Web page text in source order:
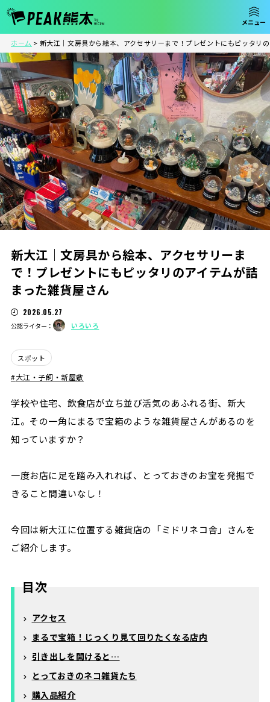
ホーム > 新大江｜文房具から絵本、アクセサリーまで！プレゼントにもピッタリ
新大江｜文房具から絵本、アクセサリーま
で！プレゼントにもピッタリのアイテムが詰
まった雑貨屋さん
2026.05.27
公認ライター： いろいろ
スポット
大江・子飼・新屋敷
学校や住宅、飲食店が立ち並び活気のあふれる街、新大
江。その一角にまるで宝箱のような雑貨屋さんがあるのを
知っていますか？
一度お店に足を踏み入れれば、とっておきのお宝を発掘で
きること間違いなし！
今回は新大江に位置する雑貨店の「ミドリネコ舎」さんを
ご紹介します。
目次
アクセス
まるで宝箱！じっくり見て回りたくなる店内
引き出しを開けると…
とっておきのネコ雑貨たち
購入品紹介